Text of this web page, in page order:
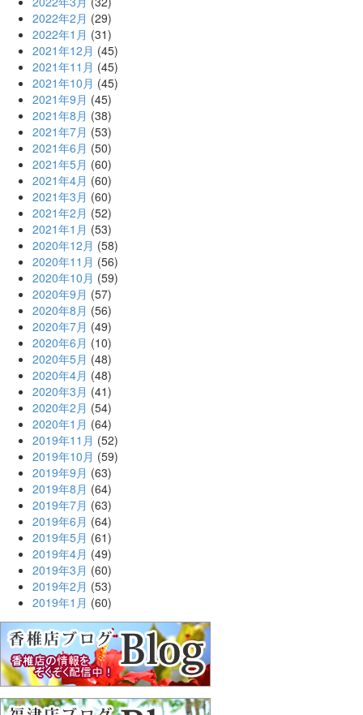
2022年2月 (29)
2022年1月 (31)
2021年12月 (45)
2021年11月 (45)
2021年10月 (45)
2021年9月 (45)
2021年8月 (38)
2021年7月 (53)
2021年6月 (50)
2021年5月 (60)
2021年4月 (60)
2021年3月 (60)
2021年2月 (52)
2021年1月 (53)
2020年12月 (58)
2020年11月 (56)
2020年10月 (59)
2020年9月 (57)
2020年8月 (56)
2020年7月 (49)
2020年6月 (10)
2020年5月 (48)
2020年4月 (48)
2020年3月 (41)
2020年2月 (54)
2020年1月 (64)
2019年11月 (52)
2019年10月 (59)
2019年9月 (63)
2019年8月 (64)
2019年7月 (63)
2019年6月 (64)
2019年5月 (61)
2019年4月 (49)
2019年3月 (60)
2019年2月 (53)
2019年1月 (60)